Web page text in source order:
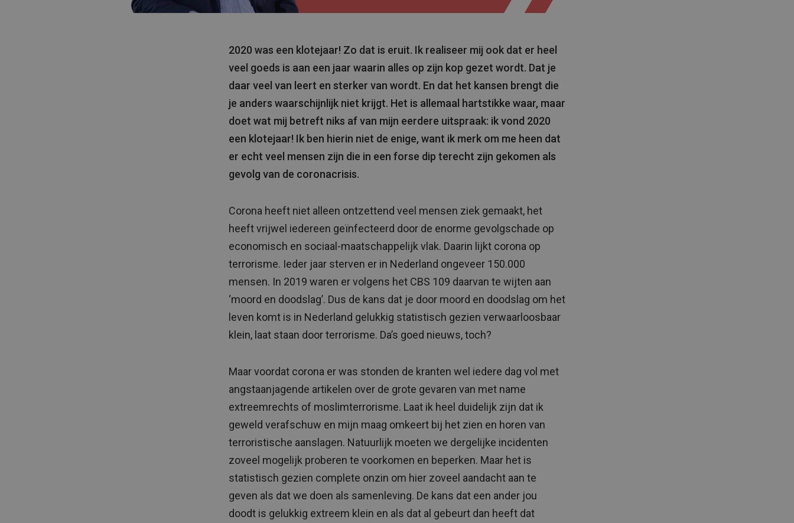
2020 was een klotejaar! Zo dat is eruit. Ik realiseer mij ook dat er heel
veel goeds is aan een jaar waarin alles op zijn kop gezet wordt. Dat je
daar veel van leert en sterker van wordt. En dat het kansen brengt die
je anders waarschijnlijk niet krijgt. Het is allemaal hartstikke waar, maar
doet wat mij betreft niks af van mijn eerdere uitspraak: ik vond 2020
een klotejaar! Ik ben hierin niet de enige, want ik merk om me heen dat
er echt veel mensen zijn die in een forse dip terecht zijn gekomen als
gevolg van de coronacrisis.
Corona heeft niet alleen ontzettend veel mensen ziek gemaakt, het
heeft vrijwel iedereen geïnfecteerd door de enorme gevolgschade op
economisch en sociaal-maatschappelijk vlak. Daarin lijkt corona op
terrorisme. Ieder jaar sterven er in Nederland ongeveer 150.000
mensen. In 2019 waren er volgens het CBS 109 daarvan te wijten aan
‘moord en doodslag’. Dus de kans dat je door moord en doodslag om het
leven komt is in Nederland gelukkig statistisch gezien verwaarloosbaar
klein, laat staan door terrorisme. Da’s goed nieuws, toch?
Maar voordat corona er was stonden de kranten wel iedere dag vol met
angstaanjagende artikelen over de grote gevaren van met name
extreemrechts of moslimterrorisme. Laat ik heel duidelijk zijn dat ik
geweld verafschuw en mijn maag omkeert bij het zien en horen van
terroristische aanslagen. Natuurlijk moeten we dergelijke incidenten
zoveel mogelijk proberen te voorkomen en beperken. Maar het is
statistisch gezien complete onzin om hier zoveel aandacht aan te
geven als dat we doen als samenleving. De kans dat een ander jou
doodt is gelukkig extreem klein en als dat al gebeurt dan heeft dat